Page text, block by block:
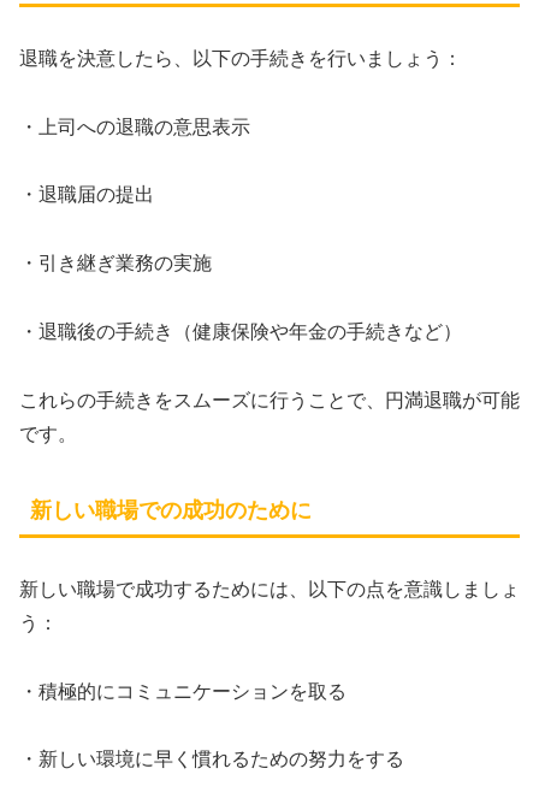
退職を決意したら、以下の手続きを行いましょう：
・上司への退職の意思表示
・退職届の提出
・引き継ぎ業務の実施
・退職後の手続き（健康保険や年金の手続きなど）
これらの手続きをスムーズに行うことで、円満退職が可能
です。
新しい職場での成功のために
新しい職場で成功するためには、以下の点を意識しましょ
う：
・積極的にコミュニケーションを取る
・新しい環境に早く慣れるための努力をする